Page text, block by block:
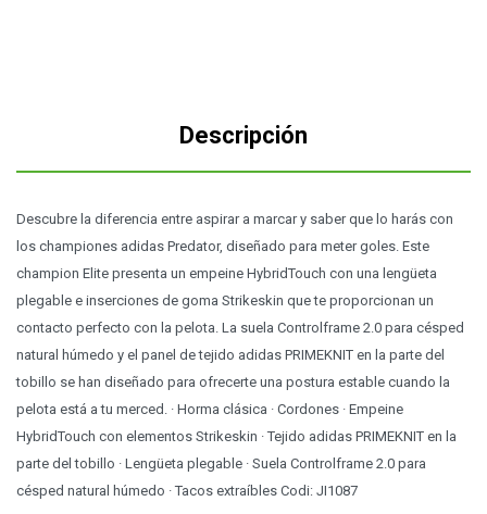
Descripción
Descubre la diferencia entre aspirar a marcar y saber que lo harás con
los championes adidas Predator, diseñado para meter goles. Este
champion Elite presenta un empeine HybridTouch con una lengüeta
plegable e inserciones de goma Strikeskin que te proporcionan un
contacto perfecto con la pelota. La suela Controlframe 2.0 para césped
natural húmedo y el panel de tejido adidas PRIMEKNIT en la parte del
tobillo se han diseñado para ofrecerte una postura estable cuando la
pelota está a tu merced. · Horma clásica · Cordones · Empeine
HybridTouch con elementos Strikeskin · Tejido adidas PRIMEKNIT en la
parte del tobillo · Lengüeta plegable · Suela Controlframe 2.0 para
césped natural húmedo · Tacos extraíbles Codi: JI1087